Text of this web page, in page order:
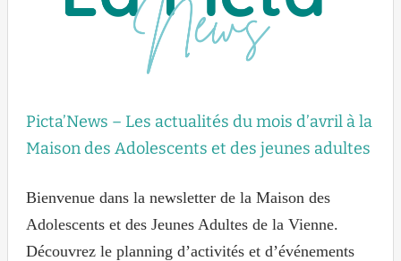
Picta’News – Les actualités du mois d’avril à la
Maison des Adolescents et des jeunes adultes
Bienvenue dans la newsletter de la Maison des
Adolescents et des Jeunes Adultes de la Vienne.
Découvrez le planning d’activités et d’événements